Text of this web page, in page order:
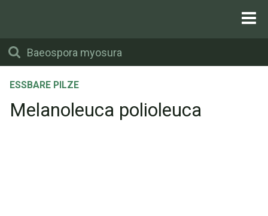
ESSBARE PILZE
Melanoleuca polioleuca